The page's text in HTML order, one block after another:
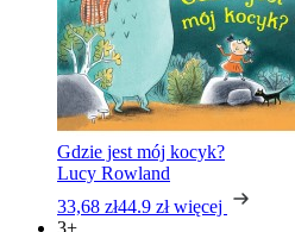
Gdzie jest mój kocyk?
Lucy Rowland
33,68 zł44.9 zł więcej
3+